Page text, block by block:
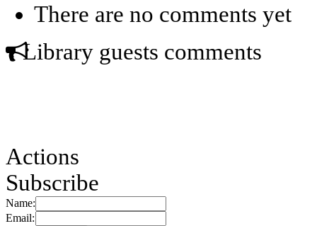
There are no comments yet
Library guests comments
Actions
Subscribe
Name:
Email: